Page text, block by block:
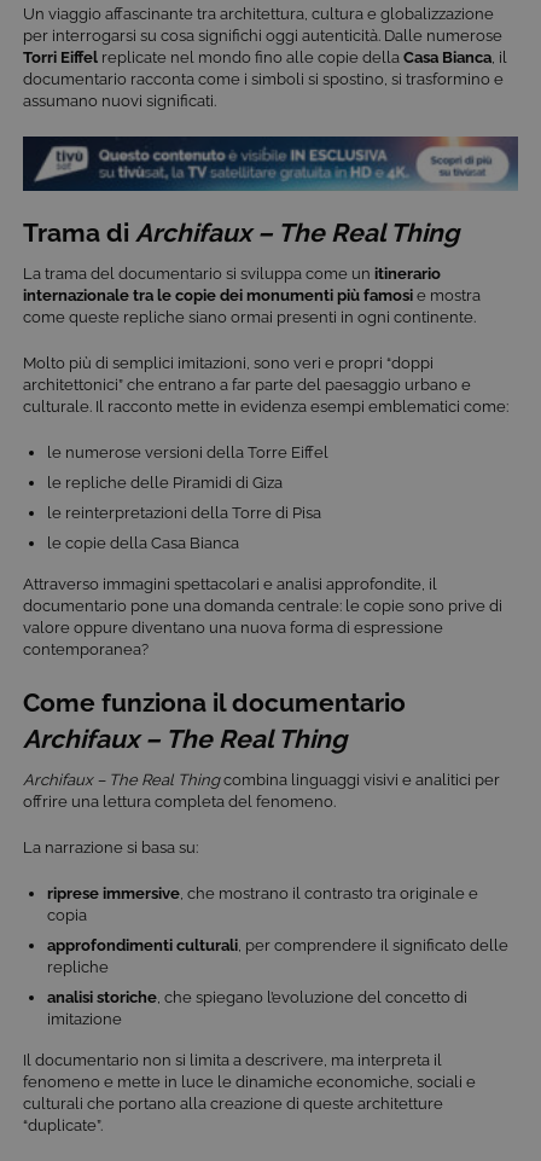
Un viaggio affascinante tra architettura, cultura e globalizzazione
per interrogarsi su cosa significhi oggi autenticità. Dalle numerose
Torri Eiffel replicate nel mondo fino alle copie della Casa Bianca , il
documentario racconta come i simboli si spostino, si trasformino e
assumano nuovi significati.
Trama di Archifaux – The Real Thing
La trama del documentario si sviluppa come un itinerario
internazionale tra le copie dei monumenti più famosi e mostra
come queste repliche siano ormai presenti in ogni continente.
Molto più di semplici imitazioni, sono veri e propri “doppi
architettonici” che entrano a far parte del paesaggio urbano e
culturale. Il racconto mette in evidenza esempi emblematici come:
le numerose versioni della Torre Eiffel
le repliche delle Piramidi di Giza
le reinterpretazioni della Torre di Pisa
le copie della Casa Bianca
Attraverso immagini spettacolari e analisi approfondite, il
documentario pone una domanda centrale: le copie sono prive di
valore oppure diventano una nuova forma di espressione
contemporanea?
Come funziona il documentario
Archifaux – The Real Thing
Archifaux – The Real Thingcombina linguaggi visivi e analitici per
offrire una lettura completa del fenomeno.
La narrazione si basa su:
riprese immersive , che mostrano il contrasto tra originale e
copia
approfondimenti culturali , per comprendere il significato delle
repliche
analisi storiche , che spiegano l’evoluzione del concetto di
imitazione
Il documentario non si limita a descrivere, ma interpreta il
fenomeno e mette in luce le dinamiche economiche, sociali e
culturali che portano alla creazione di queste architetture
“duplicate”.